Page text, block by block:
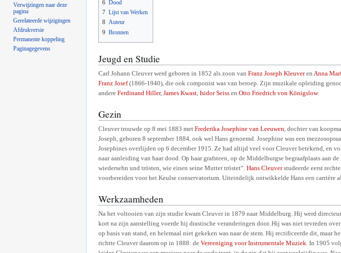
6 Dood
7 Lijst van Werken
8 Auteur
9 Bronnen
Jeugd en Studie
Carl Johann Cleuver werd geboren in 1852 als zoon van Franz Joseph Kleuveren Anna
Franz Josef(1866-1940), die ook componist was van beroep. Zijn muzikale opleiding
andere Ferdinand Hiller, James Kwast Isidor Seiss en Otto Friedrich von Königslow.
Gezin
Cleuver trouwde op 8 mei 1883 met Frederika Josephine van Leeuwen , dochter van
Joseph, geboren 8 september 1884, ook wel Hans genoemd. Josephine was een
Josephines overlijden op 6 december 1915. Ze had altijd veel voor Cleuver betekend, en
naar aanleiding van haar dood. Op haar grafsteen, op de Middelburgse begraafplaats aan
wiedersehn und trösten, wie einen seine Mutter tröstet“. Hans Cleuverstudeerde eerst
voorbereiden voor het Keulse conservatorium. Uiteindelijk ontwikkelde Hans een carrière
Werkzaamheden
Na het voltooien van zijn studie kwam Cleuver in 1879 naar Middelburg. Hij werd
kort na zijn aanstelling voerde hij drastische veranderingen door. Hij was niet tevreden
op basis van stand, en helemaal niet gekeken was naar de stem. Hij rectificeerde dit, maar
richtte Cleuver daarom op in 1888: de Vereeniging voor Instrumentale Muziek . In 1905
Verwijzingen naar deze
pagina
Gerelateerde wijzigingen
Afdrukversie
Permanente koppeling
Paginagegevens